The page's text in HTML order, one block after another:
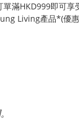
滿HKD999即可享
Living產品*(優